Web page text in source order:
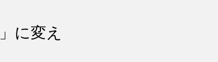
に変え